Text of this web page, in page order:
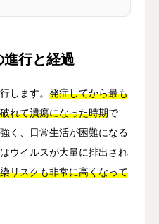
行と経過
します。 発症してから最も
れて潰瘍になった時期で
く、日常生活が困難になる
ウイルスが大量に排出され
リスクも非常に高くなって